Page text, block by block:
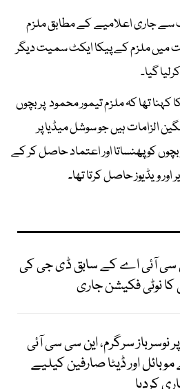
جاری اعلامیے کے مطابق ملزم
ملزم کے پیکا ایکٹ سمیت دیگر
گیا۔
تھا کہ ملزم تیمور محمود پر بچوں
ہیں جو سوشل میڈیا پر
کو پھنساتا اور اعتماد حاصل کر کے
ویڈیوز حاصل کرتا تھا۔
سی آئی اے کے سابق ڈی جی کی
نوٹی فکیشن جاری
نوسرباز سرگرم، این سی سی آئی
اور ڈیٹا صارفین کیلیے
کردیا